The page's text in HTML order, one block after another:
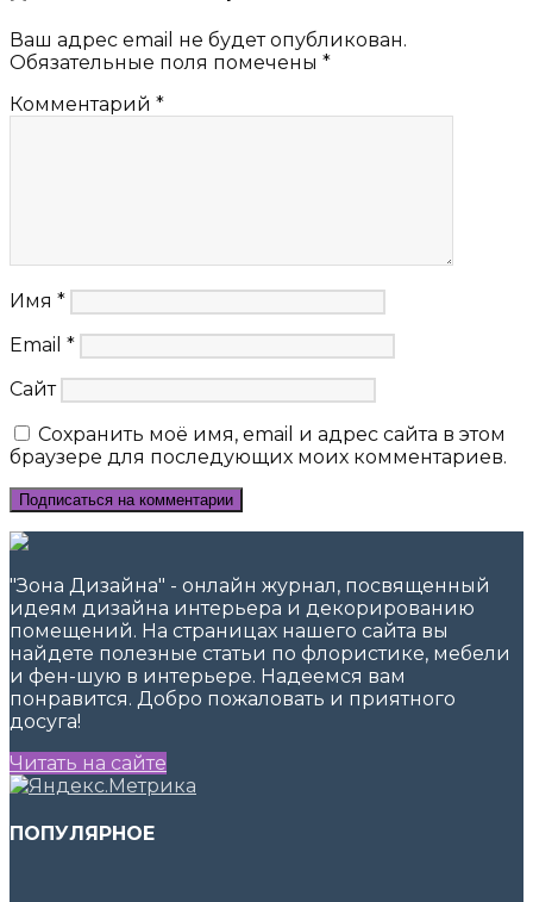
Ваш адрес email не будет опубликован.
Обязательные поля помечены *
Комментарий *
Имя *
Email *
Сайт
Сохранить моё имя, email и адрес сайта в этом
браузере для последующих моих комментариев.
"Зона Дизайна" - онлайн журнал, посвященный
идеям дизайна интерьера и декорированию
помещений. На страницах нашего сайта вы
найдете полезные статьи по флористике, мебели
и фен-шую в интерьере. Надеемся вам
понравится. Добро пожаловать и приятного
досуга!
Читать на сайте
ПОПУЛЯРНОЕ